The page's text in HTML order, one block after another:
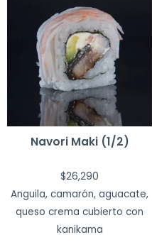
Navori Maki (1/2)
$26,290
Anguila, camarón, aguacate,
queso crema cubierto con
kanikama